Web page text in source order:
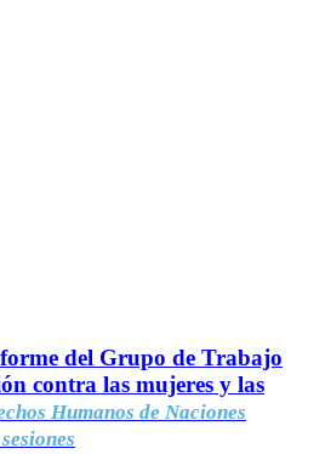
del Grupo de Trabajo
contra las mujeres y las
Humanos de Naciones